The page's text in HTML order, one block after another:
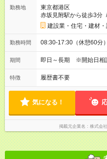
勤務地
東京都港区
赤坂見附駅から徒歩3分
建設業・住宅・建材・
勤務時間 08:30-17:30（休憩60分
期間 即日～長期 ※開始日相
特徴 履歴書不要
気になる！
掲載元企業名 株式会